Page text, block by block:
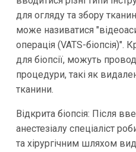
для огляду та збору
може називатися
операція (VATS-біопсія)".
для біопсії, можуть
процедури, такі як
тканини.
Відкрита біопсія: Після
анестезіалу спеціаліст
та хірургічним шляхом